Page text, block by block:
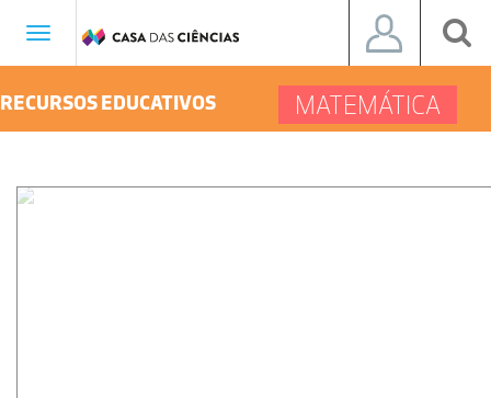
Toggle
RECURSOS EDUCATIVOS MATEMÁTICA